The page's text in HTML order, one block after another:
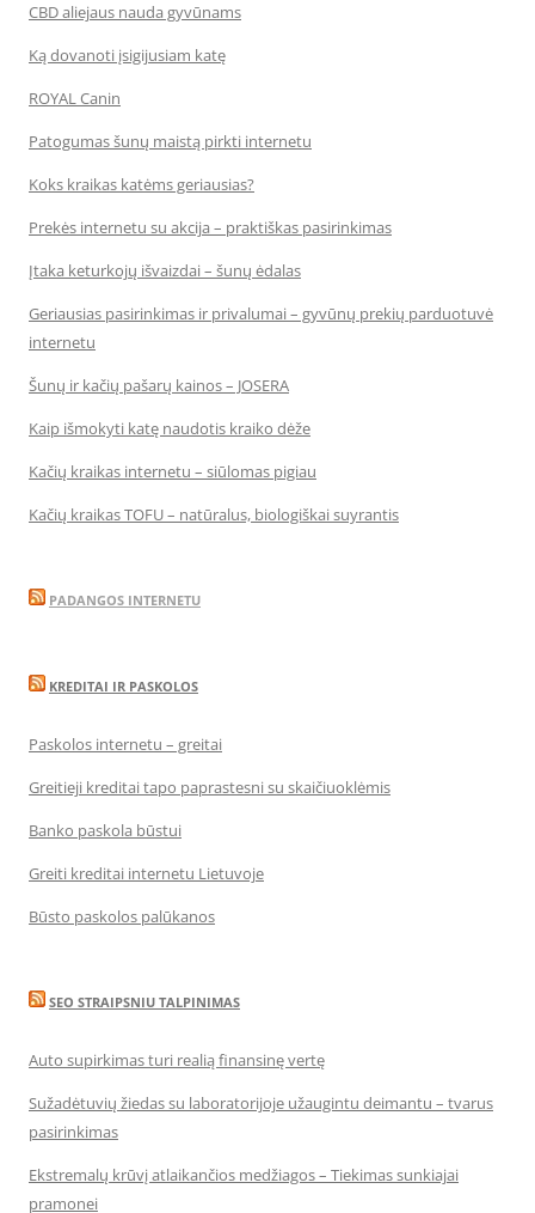
CBD aliejaus nauda gyvūnams
Ką dovanoti įsigijusiam katę
ROYAL Canin
Patogumas šunų maistą pirkti internetu
Koks kraikas katėms geriausias?
Prekės internetu su akcija – praktiškas pasirinkimas
Įtaka keturkojų išvaizdai – šunų ėdalas
Geriausias pasirinkimas ir privalumai – gyvūnų prekių parduotuvė
internetu
Šunų ir kačių pašarų kainos – JOSERA
Kaip išmokyti katę naudotis kraiko dėže
Kačių kraikas internetu – siūlomas pigiau
Kačių kraikas TOFU – natūralus, biologiškai suyrantis
PADANGOS INTERNETU
KREDITAI IR PASKOLOS
Paskolos internetu – greitai
Greitieji kreditai tapo paprastesni su skaičiuoklėmis
Banko paskola būstui
Greiti kreditai internetu Lietuvoje
Būsto paskolos palūkanos
SEO STRAIPSNIU TALPINIMAS
Auto supirkimas turi realią finansinę vertę
Sužadėtuvių žiedas su laboratorijoje užaugintu deimantu – tvarus
pasirinkimas
Ekstremalų krūvį atlaikančios medžiagos – Tiekimas sunkiajai
pramonei